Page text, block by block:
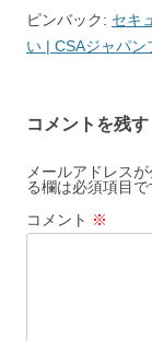
ピンバック: セキ
い | CSAジャパン
コメントを残す
メールアドレス
る欄は必須項目で
コメント ※